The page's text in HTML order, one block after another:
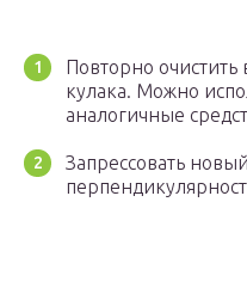
Повторно
кулака. Можно
аналогичные
Запрессовать